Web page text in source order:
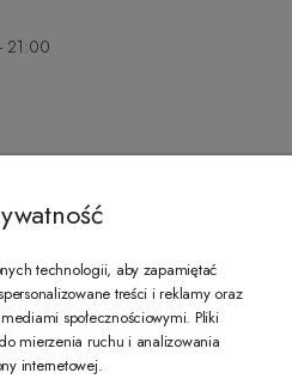
21:00
Gdy zapiszesz się do naszego
technologii, aby zapamiętać
treści i reklamy oraz
społecznościowymi. Pliki
mierzenia ruchu i analizowania
internetowej.